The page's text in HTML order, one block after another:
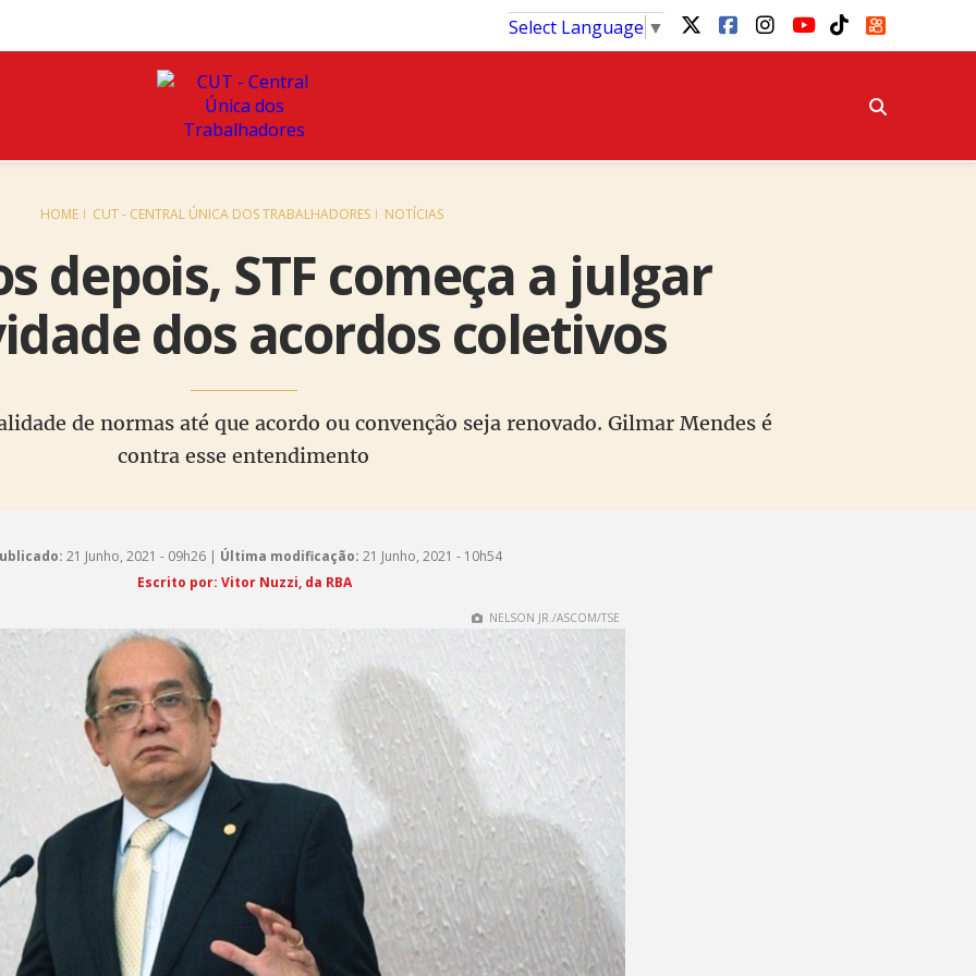
Select Language ▼
HOME CUT - CENTRAL ÚNICA DOS TRABALHADORES NOTÍCIAS
depois, STF começa a julgar
dos acordos coletivos
de normas até que acordo ou convenção seja renovado. Gilmar Mendes é
contra esse entendimento
21 Junho, 2021 - 09h26 | Última modificação: 21 Junho, 2021 - 10h54
Escrito por: Vitor Nuzzi, da RBA
NELSON JR./ASCOM/TSE